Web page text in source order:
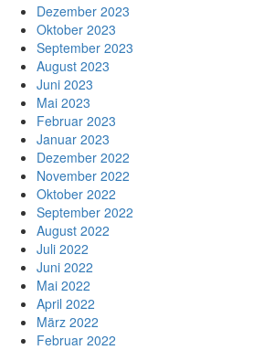
Dezember 2023
Oktober 2023
September 2023
August 2023
Juni 2023
Mai 2023
Februar 2023
Januar 2023
Dezember 2022
November 2022
Oktober 2022
September 2022
August 2022
Juli 2022
Juni 2022
Mai 2022
April 2022
März 2022
Februar 2022